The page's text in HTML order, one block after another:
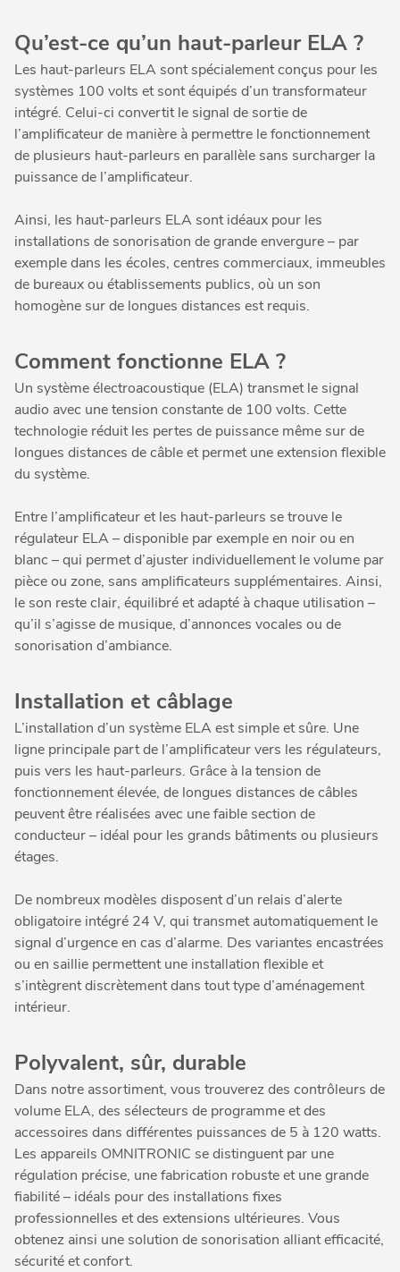
Qu’est-ce qu’un haut-parleur ELA ?
Les haut-parleurs ELA sont spécialement conçus pour les
systèmes 100 volts et sont équipés d’un transformateur
intégré. Celui-ci convertit le signal de sortie de
l’amplificateur de manière à permettre le fonctionnement
de plusieurs haut-parleurs en parallèle sans surcharger la
puissance de l’amplificateur.
Ainsi, les haut-parleurs ELA sont idéaux pour les
installations de sonorisation de grande envergure – par
exemple dans les écoles, centres commerciaux, immeubles
de bureaux ou établissements publics, où un son
homogène sur de longues distances est requis.
Comment fonctionne ELA ?
Un système électroacoustique (ELA) transmet le signal
audio avec une tension constante de 100 volts. Cette
technologie réduit les pertes de puissance même sur de
longues distances de câble et permet une extension flexible
du système.
Entre l’amplificateur et les haut-parleurs se trouve le
régulateur ELA – disponible par exemple en noir ou en
blanc – qui permet d’ajuster individuellement le volume par
pièce ou zone, sans amplificateurs supplémentaires. Ainsi,
le son reste clair, équilibré et adapté à chaque utilisation –
qu’il s’agisse de musique, d’annonces vocales ou de
sonorisation d’ambiance.
Installation et câblage
L’installation d’un système ELA est simple et sûre. Une
ligne principale part de l’amplificateur vers les régulateurs,
puis vers les haut-parleurs. Grâce à la tension de
fonctionnement élevée, de longues distances de câbles
peuvent être réalisées avec une faible section de
conducteur – idéal pour les grands bâtiments ou plusieurs
étages.
De nombreux modèles disposent d’un relais d’alerte
obligatoire intégré 24 V, qui transmet automatiquement le
signal d’urgence en cas d’alarme. Des variantes encastrées
ou en saillie permettent une installation flexible et
s’intègrent discrètement dans tout type d’aménagement
intérieur.
Polyvalent, sûr, durable
Dans notre assortiment, vous trouverez des contrôleurs de
volume ELA, des sélecteurs de programme et des
accessoires dans différentes puissances de 5 à 120 watts.
Les appareils OMNITRONIC se distinguent par une
régulation précise, une fabrication robuste et une grande
fiabilité – idéals pour des installations fixes
professionnelles et des extensions ultérieures. Vous
obtenez ainsi une solution de sonorisation alliant efficacité,
sécurité et confort.